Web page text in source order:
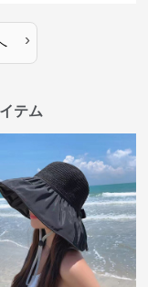
›
テム